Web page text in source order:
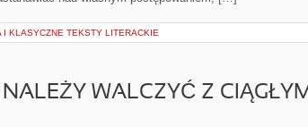
I KLASYCZNE TEKSTY LITERACKIE
WALCZYĆ Z